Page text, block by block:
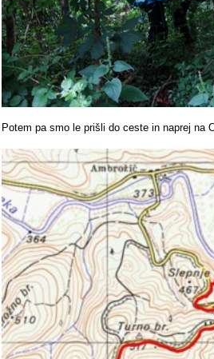
Potem pa smo le prišli do ceste in naprej na